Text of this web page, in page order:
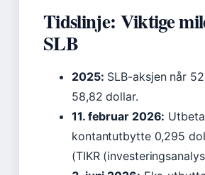
Tidslinje: Viktige
SLB
2025: SLB-aksjen når
58,82 dollar.
11. februar 2026:
kontantutbytte 0,295
(TIKR